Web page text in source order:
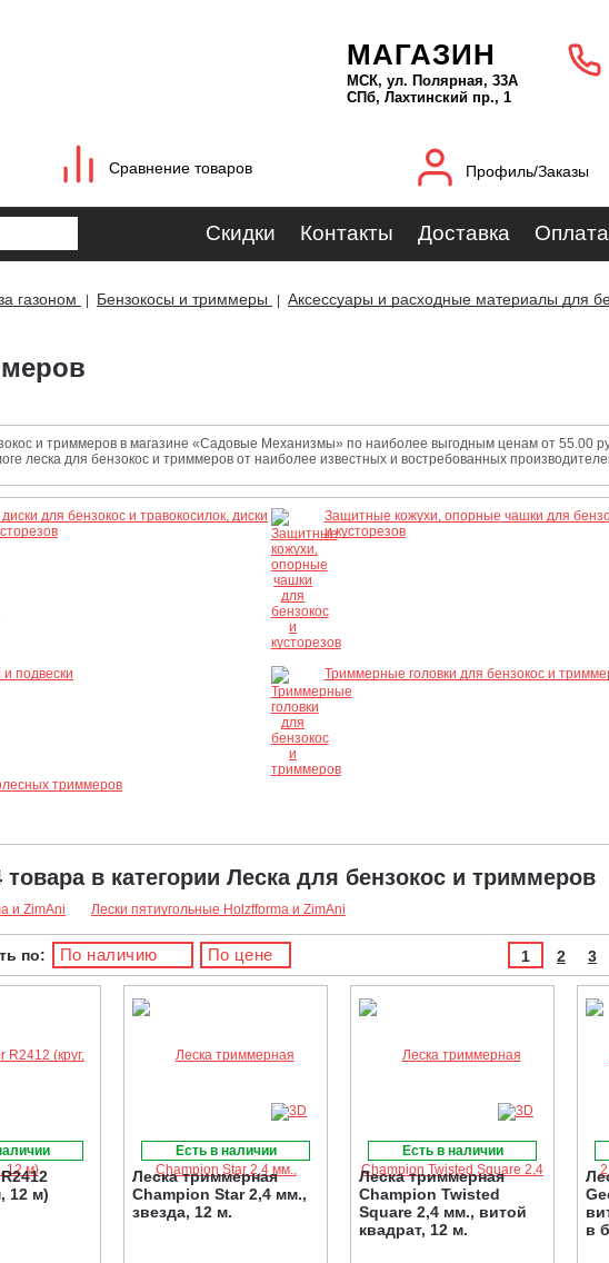
МАГАЗИН
МСК, ул. Полярная, 33А
СПб, Лахтинский пр., 1
Сравнение товаров Профиль/Заказы
Скидки Контакты Доставка Оплата
газоном Бензокосы и триммеры Аксессуары и расходные материалы для
и триммеров в магазине «Садовые Механизмы» по наиболее выгодным ценам от 55.00
леска для бензокос и триммеров от наиболее известных и востребованных
для бензокос и травокосилок, диски
Защитные кожухи, опорные чашки для
и кусторезов
и подвески Триммерные головки для бензокос и
триммеров
товара в категории Леска для бензокос и триммеров
и ZimAni Лески пятиугольные Holzfforma и ZimAni
по: По наличию По цене 1 2 3
12 м)
Есть в наличии
Леска триммерная
Champion Star 2,4 мм.,
звезда, 12 м.
Есть в наличии
Леска триммерная
Champion Twisted
Square 2,4 мм., витой
квадрат, 12 м.
в